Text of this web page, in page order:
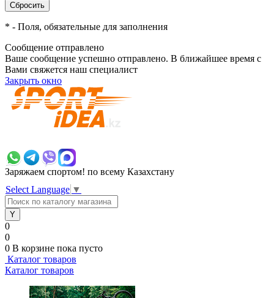
* - Поля, обязательные для заполнения
Сообщение отправлено
Ваше сообщение успешно отправлено. В ближайшее время с
Вами свяжется наш специалист
Закрыть окно
Заряжаем спортом! по всему Казахстану
Select Language ▼
0
0
0 В корзине пока пусто
Каталог товаров
Каталог товаров